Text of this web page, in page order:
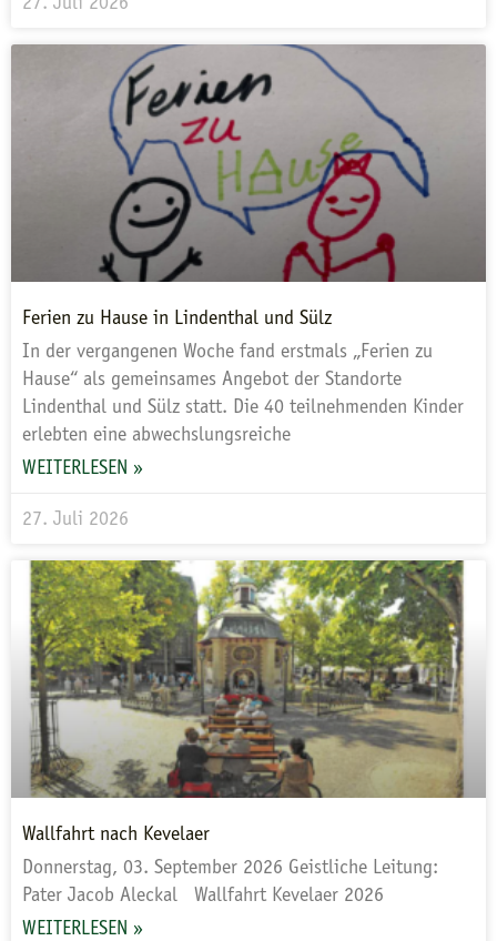
Ferien zu Hause in Lindenthal und Sülz
In der vergangenen Woche fand erstmals „Ferien zu
Hause“ als gemeinsames Angebot der Standorte
Lindenthal und Sülz statt. Die 40 teilnehmenden Kinder
erlebten eine abwechslungsreiche
WEITERLESEN »
27. Juli 2026
Wallfahrt nach Kevelaer
Donnerstag, 03. September 2026 Geistliche Leitung:
Pater Jacob Aleckal Wallfahrt Kevelaer 2026
WEITERLESEN »